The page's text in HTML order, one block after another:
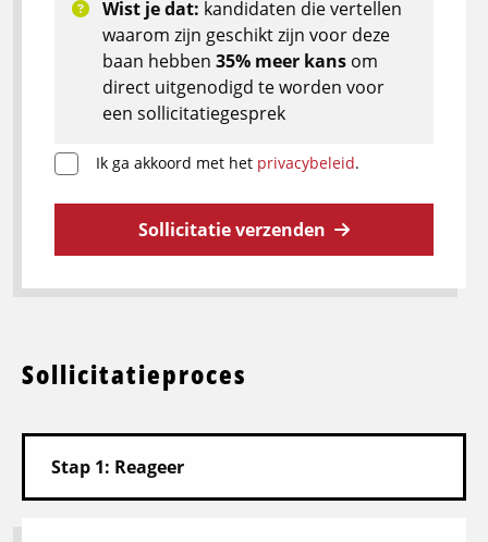
Wist je dat: kandidaten die vertellen
waarom zijn geschikt zijn voor deze
baan hebben 35% meer kans om
direct uitgenodigd te worden voor
een sollicitatiegesprek
Ik ga akkoord met het privacybeleid.
Sollicitatie verzenden
Sollicitatieproces